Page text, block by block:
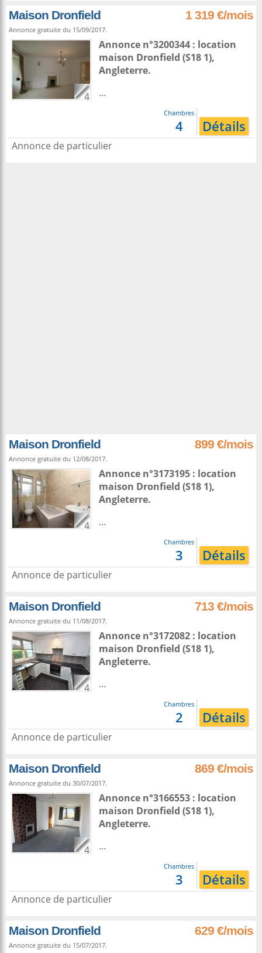
Maison Dronfield 1 319 €/mois
Annonce gratuite du 15/09/2017.
4
Annonce n°3200344 : location
maison Dronfield (S18 1),
Angleterre.
...
Chambres
4 Détails
Annonce de particulier
Maison Dronfield 899 €/mois
Annonce gratuite du 12/08/2017.
4
Annonce n°3173195 : location
maison Dronfield (S18 1),
Angleterre.
...
Chambres
3 Détails
Annonce de particulier
Maison Dronfield 713 €/mois
Annonce gratuite du 11/08/2017.
4
Annonce n°3172082 : location
maison Dronfield (S18 1),
Angleterre.
...
Chambres
2 Détails
Annonce de particulier
Maison Dronfield 869 €/mois
Annonce gratuite du 30/07/2017.
4
Annonce n°3166553 : location
maison Dronfield (S18 1),
Angleterre.
...
Chambres
3 Détails
Annonce de particulier
Maison Dronfield 629 €/mois
Annonce gratuite du 15/07/2017.